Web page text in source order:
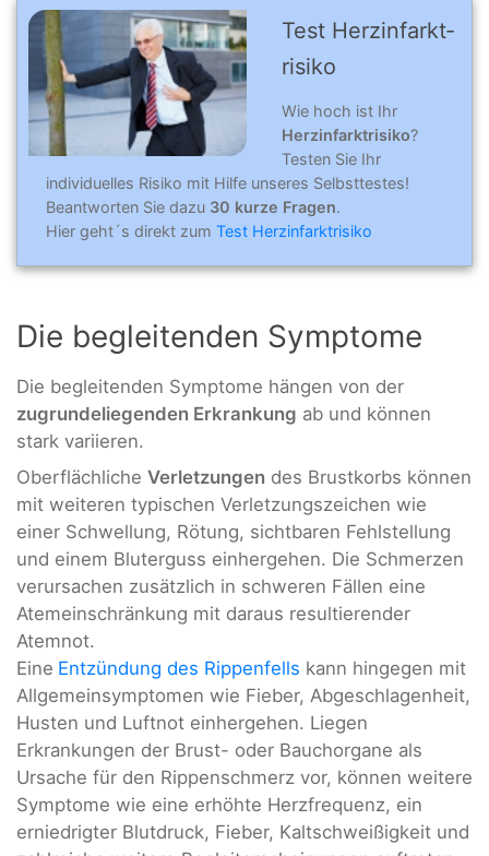
Test Herz­­­in­farkt­­­
risi­ko
Wie hoch ist Ihr
Herzinfarktrisiko?
Testen Sie Ihr
individuelles Risiko mit Hilfe unseres Selbsttestes!
Beantworten Sie dazu 30 kurze Fragen.
Hier geht´s direkt zum Test Herzinfarktrisiko
Die begleitenden Symptome
Die begleitenden Symptome hängen von der
zugrundeliegenden Erkrankung ab und können
stark variieren.
Oberflächliche Verletzungen des Brustkorbs können
mit weiteren typischen Verletzungszeichen wie
einer Schwellung, Rötung, sichtbaren Fehlstellung
und einem Bluterguss einhergehen. Die Schmerzen
verursachen zusätzlich in schweren Fällen eine
Atemeinschränkung mit daraus resultierender
Atemnot.
Eine Entzündung des Rippenfells kann hingegen mit
Allgemeinsymptomen wie Fieber, Abgeschlagenheit,
Husten und Luftnot einhergehen. Liegen
Erkrankungen der Brust- oder Bauchorgane als
Ursache für den Rippenschmerz vor, können weitere
Symptome wie eine erhöhte Herzfrequenz, ein
erniedrigter Blutdruck, Fieber, Kaltschweißigkeit und